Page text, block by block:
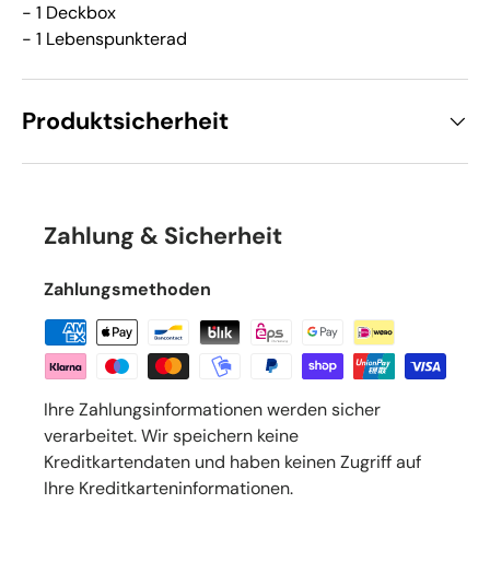
- 1 Deckbox
- 1 Lebenspunkterad
Produktsicherheit
Zahlung & Sicherheit
Zahlungsmethoden
Ihre Zahlungsinformationen werden sicher
verarbeitet. Wir speichern keine
Kreditkartendaten und haben keinen Zugriff auf
Ihre Kreditkarteninformationen.